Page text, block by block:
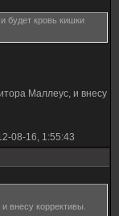
будет кровь кишки
Маллеус, и внесу
08-16, 1:55:43
внесу коррективы.